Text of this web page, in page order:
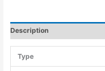
Description
Type